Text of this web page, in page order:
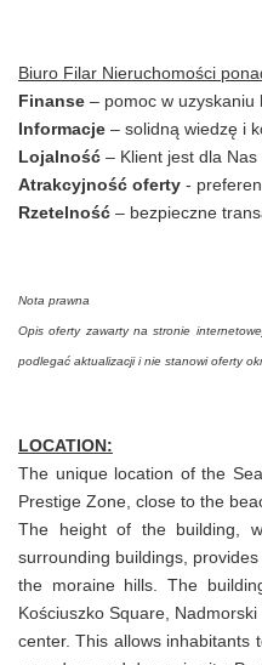
Biuro Filar Nieruchomości
Finanse – pomoc w uzyskaniu
Informacje – solidną wiedzę i
Lojalność – Klient jest dla Nas
Atrakcyjność oferty -
Rzetelność – bezpieczne
Nota prawna
Opis oferty zawarty na stronie
podlegać aktualizacji i nie stanowi oferty
LOCATION:
The unique location of the
Prestige Zone, close to the
The height of the building,
surrounding buildings,
the moraine hills. The
Kościuszko Square,
center. This allows inhabitants